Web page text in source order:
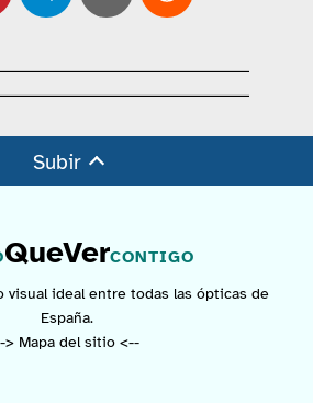
Subir
QueVerCONTIGO
visual ideal entre todas las ópticas de
España.
> Mapa del sitio <--